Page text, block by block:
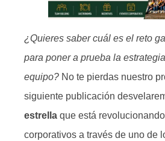
¿Quieres saber cuál es el reto
para poner a prueba la
equipo? No te pierdas nuestro
siguiente publicación
estrella que está
corporativos a través de uno de